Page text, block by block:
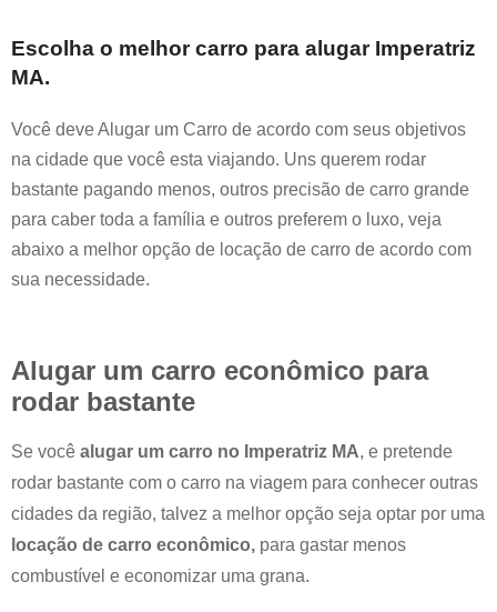
Escolha o melhor carro para alugar Imperatriz
MA.
Você deve Alugar um Carro de acordo com seus objetivos
na cidade que você esta viajando. Uns querem rodar
bastante pagando menos, outros precisão de carro grande
para caber toda a família e outros preferem o luxo, veja
abaixo a melhor opção de locação de carro de acordo com
sua necessidade.
Alugar um carro econômico para
rodar bastante
Se você alugar um carro no Imperatriz MA, e pretende
rodar bastante com o carro na viagem para conhecer outras
cidades da região, talvez a melhor opção seja optar por uma
locação de carro econômico, para gastar menos
combustível e economizar uma grana.